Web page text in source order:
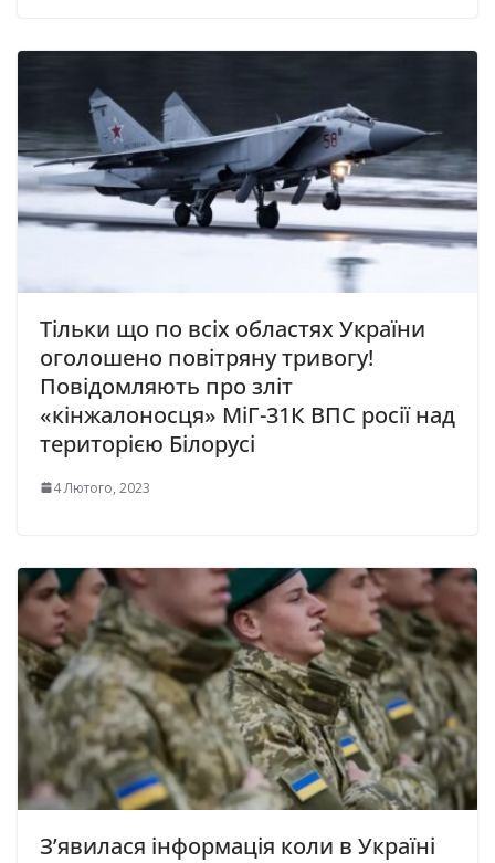
Тільки що по всіх областях України
оголошено повітряну тривогу!
Повідомляють про зліт
«кінжалоносця» МіГ-31К ВПС росії над
територією Білорусі
4 Лютого, 2023
З’явилася інформація коли в Україні